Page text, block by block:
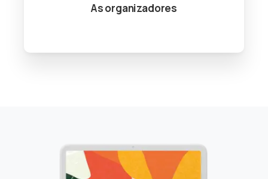
As organizadores